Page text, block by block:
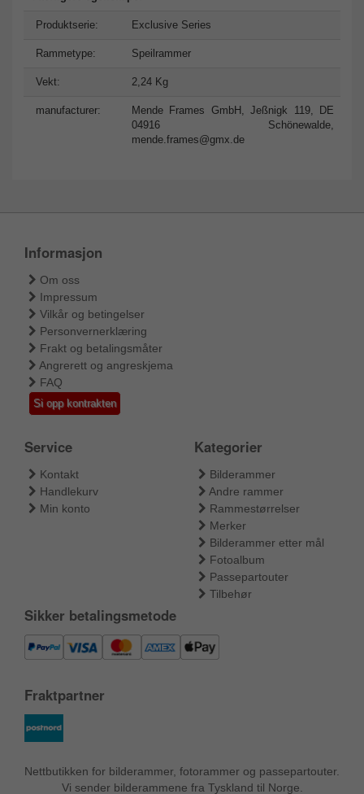
Produktserie: Exclusive Series
Rammetype: Speilrammer
Vekt: 2,24 Kg
manufacturer:
Mende Frames GmbH, Jeßnigk 119, DE
04916 Schönewalde,
mende.frames@gmx.de
Informasjon
Om oss
Impressum
Vilkår og betingelser
Personvernerklæring
Frakt og betalingsmåter
Angrerett og angreskjema
FAQ
Si opp kontrakten
Service
Kontakt
Handlekurv
Min konto
Kategorier
Bilderammer
Andre rammer
Rammestørrelser
Merker
Bilderammer etter mål
Fotoalbum
Passepartouter
Tilbehør
Sikker betalingsmetode
Fraktpartner
Nettbutikken for bilderammer, fotorammer og passepartouter.
Vi sender bilderammene fra Tyskland til Norge.